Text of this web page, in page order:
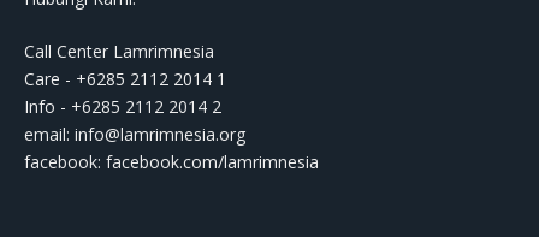
Call Center Lamrimnesia
Care - +6285 2112 2014 1
Info - +6285 2112 2014 2
email: info@lamrimnesia.org
facebook: facebook.com/lamrimnesia